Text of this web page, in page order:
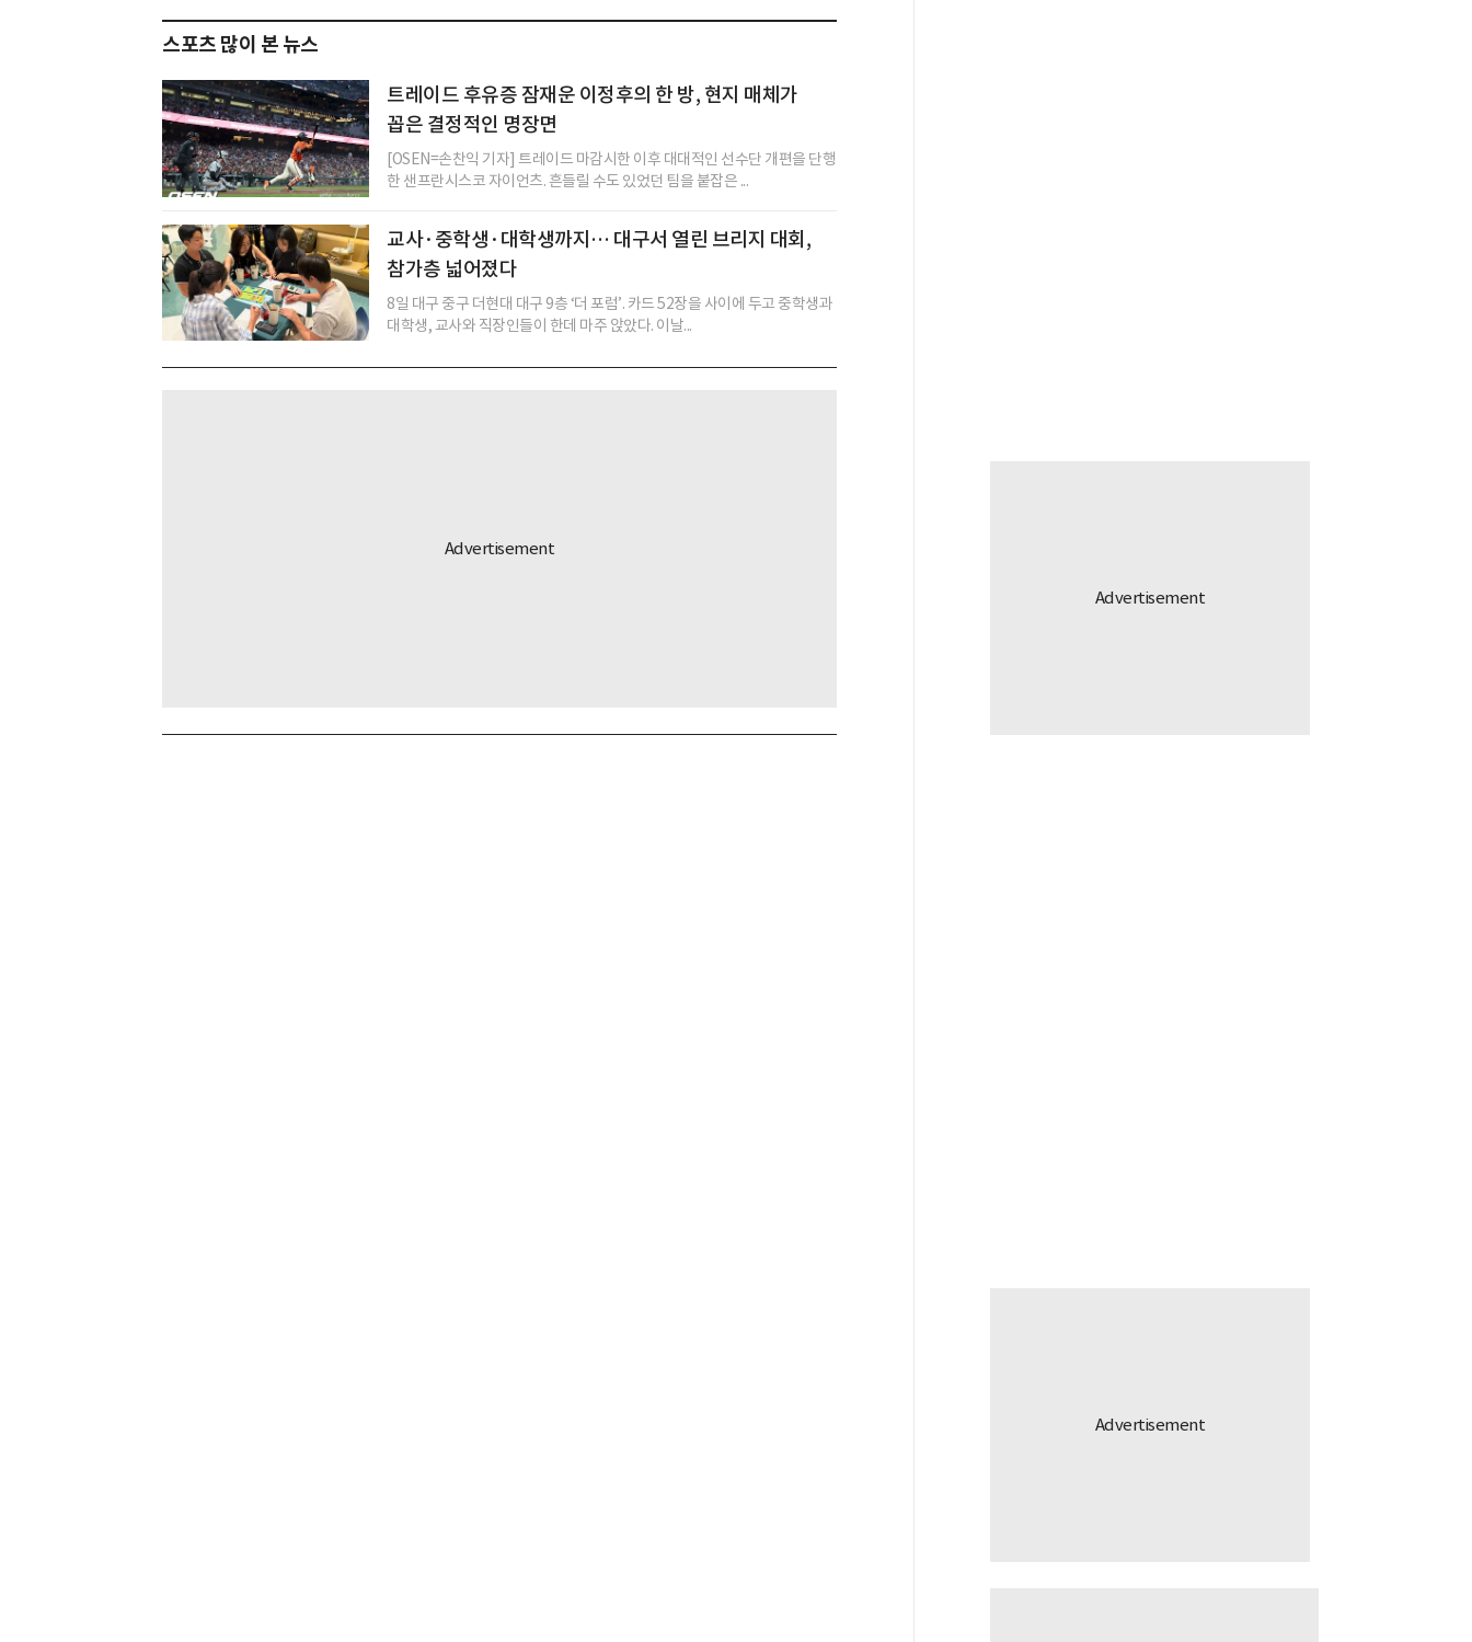
스포츠 많이 본 뉴스
트레이드 후유증 잠재운 이정후의 한 방, 현지 매체가
꼽은 결정적인 명장면
[OSEN=손찬익 기자] 트레이드 마감시한 이후 대대적인 선수단 개편을 단행
한 샌프란시스코 자이언츠. 흔들릴 수도 있었던 팀을 붙잡은 ...
교사·중학생·대학생까지… 대구서 열린 브리지 대회,
참가층 넓어졌다
8일 대구 중구 더현대 대구 9층 ‘더 포럼’. 카드 52장을 사이에 두고 중학생과
대학생, 교사와 직장인들이 한데 마주 앉았다. 이날...